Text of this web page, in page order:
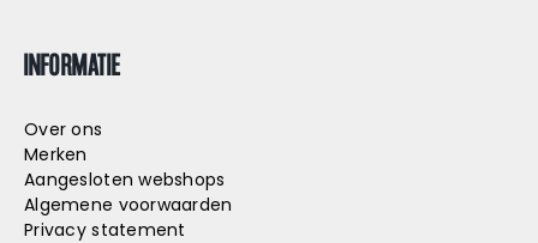
INFORMATIE
Over ons
Merken
Aangesloten webshops
Algemene voorwaarden
Privacy statement